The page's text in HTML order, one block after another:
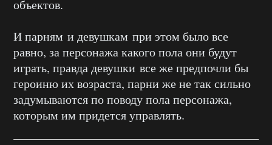
объектов.
И парням и девушкам при этом было все
равно, за персонажа какого пола они будут
играть, правда девушки все же предпочли бы
героиню их возраста, парни же не так сильно
задумываются по поводу пола персонажа,
которым им придется управлять.